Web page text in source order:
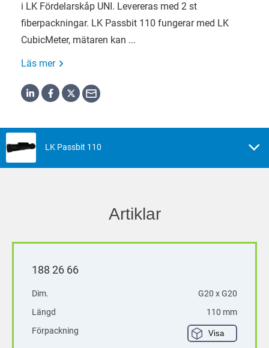
i LK Fördelarskåp UNI. Levereras med 2 st
fiberpackningar. LK Passbit 110 fungerar med LK
CubicMeter, mätaren kan ...
Läs mer
LK Passbit 110
Artiklar
188 26 66
Dim.
G20 x G20
Längd
110 mm
Förpackning
Visa